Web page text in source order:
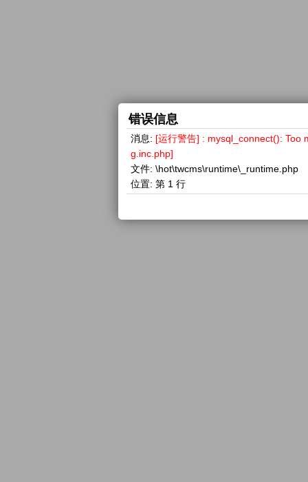
错误信息
消息: [运行警告] : mysql_connect(): Too
g.inc.php]
文件: \hot\twcms\runtime\_runtime.php
位置: 第 1 行